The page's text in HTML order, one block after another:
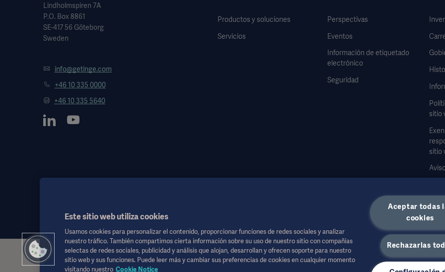
Lindholmspiren 7A
P.O. Box 8861
SE-417 56 Göteborg
Sweden
info@getinge.com
+46 10 335 0000
+46 10 335 5640
Productos y soluciones
Servicios
Perspectivas
Eventos
Información de etiquetado
electrónico
Seguridad
sitio
sitio
Esta información está dirigida exclusivamente a profesionales de la salud u otras audiencias profesionales, teniendo únicamente carácter
considerarse como reemplazo de las instrucciones de uso, manual de usuario o consejo médico. Getinge no se hace responsable del uso ilegal,
Este sitio web utiliza cookies
Usamos cookies para personalizar el contenido, proporcionar funciones de redes sociales y analizar
nuestro tráfico. También compartimos cierta información sobre su uso de nuestro sitio con compañías
selectas de redes sociales, publicidad y análisis que alojan, desarrollan y ofrecen soporte para nuestro
sitio web y sus funciones. Puede leer más y cambiar sus preferencias de cookies en cualquier momento
visitando nuestro Cookie Notice
Aceptar todas
cookies
Rechazarlas